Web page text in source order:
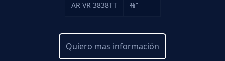
AR VR 3838TT ⅜”
Quiero mas información